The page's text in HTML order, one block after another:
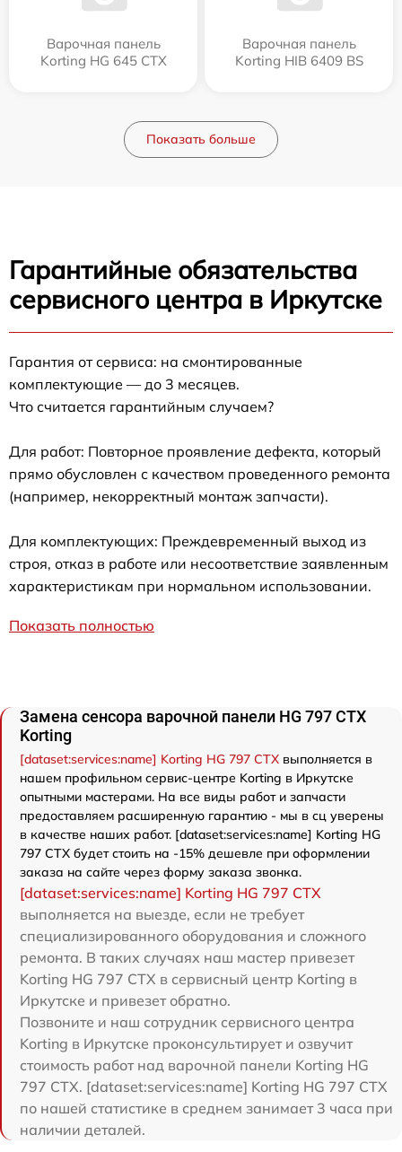
Варочная панель
Korting HG 645 CTX
Варочная панель
Korting HIB 6409 BS
Показать больше
Гарантийные обязательства
сервисного центра в Иркутске
Гарантия от сервиса: на смонтированные
комплектующие — до 3 месяцев.
Что считается гарантийным случаем?
Для работ: Повторное проявление дефекта, который
прямо обусловлен с качеством проведенного ремонта
(например, некорректный монтаж запчасти).
Для комплектующих: Преждевременный выход из
строя, отказ в работе или несоответствие заявленным
характеристикам при нормальном использовании.
Показать полностью
Замена сенсора варочной панели HG 797 CTX
Korting
[dataset:services:name] Korting HG 797 CTX выполняется в
нашем профильном сервис-центре Korting в Иркутске
опытными мастерами. На все виды работ и запчасти
предоставляем расширенную гарантию - мы в сц уверены
в качестве наших работ. [dataset:services:name] Korting HG
797 CTX будет стоить на -15% дешевле при оформлении
заказа на сайте через форму заказа звонка.
[dataset:services:name] Korting HG 797 CTX
выполняется на выезде, если не требует
специализированного оборудования и сложного
ремонта. В таких случаях наш мастер привезет
Korting HG 797 CTX в сервисный центр Korting в
Иркутске и привезет обратно.
Позвоните и наш сотрудник сервисного центра
Korting в Иркутске проконсультирует и озвучит
стоимость работ над варочной панели Korting HG
797 CTX. [dataset:services:name] Korting HG 797 CTX
по нашей статистике в среднем занимает 3 часа при
наличии деталей.